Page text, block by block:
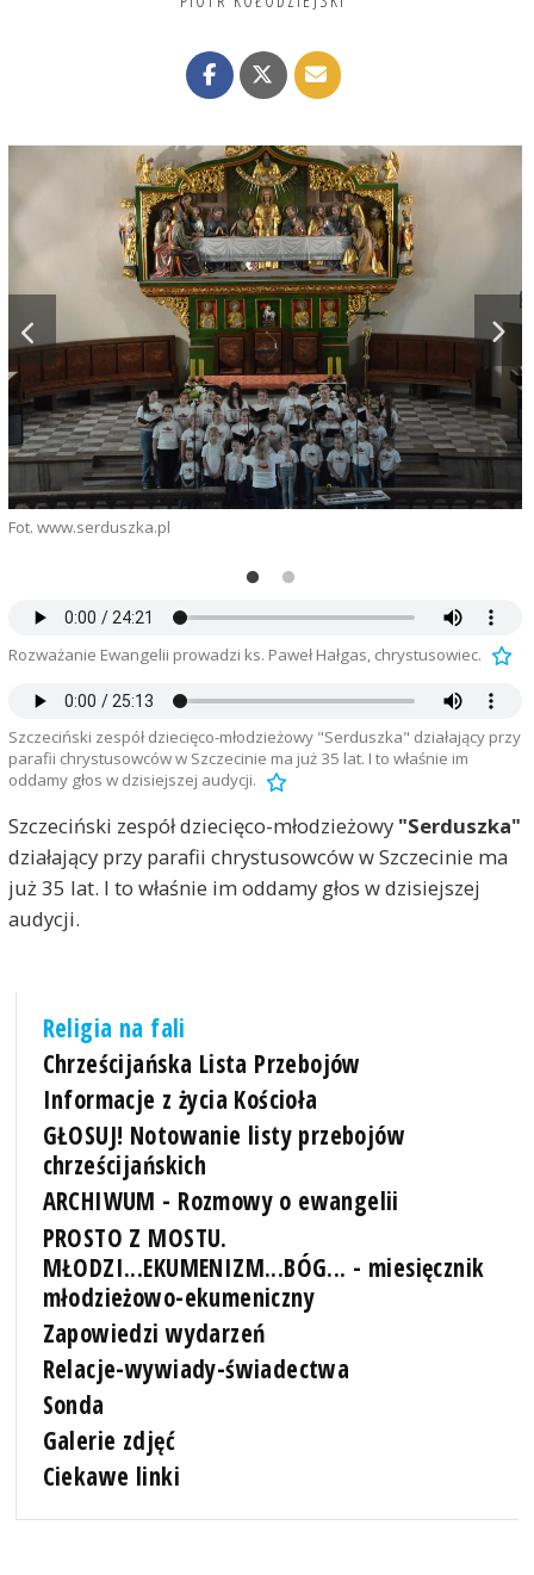
Fot. www.serduszka.pl
Rozważanie Ewangelii prowadzi ks. Paweł Hałgas, chrystusowiec.
Szczeciński zespół dziecięco-młodzieżowy "Serduszka" działający przy
parafii chrystusowców w Szczecinie ma już 35 lat. I to właśnie im
oddamy głos w dzisiejszej audycji.
Szczeciński zespół dziecięco-młodzieżowy "Serduszka"
działający przy parafii chrystusowców w Szczecinie ma
już 35 lat. I to właśnie im oddamy głos w dzisiejszej
audycji.
Religia na fali
Chrześcijańska Lista Przebojów
Informacje z życia Kościoła
GŁOSUJ! Notowanie listy przebojów
chrześcijańskich
ARCHIWUM - Rozmowy o ewangelii
PROSTO Z MOSTU.
MŁODZI...EKUMENIZM...BÓG... - miesięcznik
młodzieżowo-ekumeniczny
Zapowiedzi wydarzeń
Relacje-wywiady-świadectwa
Sonda
Galerie zdjęć
Ciekawe linki